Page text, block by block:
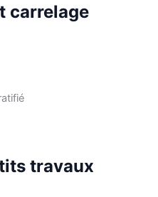
carrelage
travaux